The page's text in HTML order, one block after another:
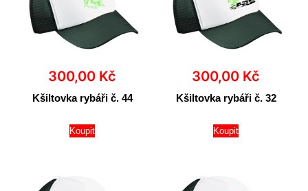
300,00 Kč
Kšiltovka rybáři č. 44
Koupit
300,00 Kč
Kšiltovka rybáři č. 32
Koupit